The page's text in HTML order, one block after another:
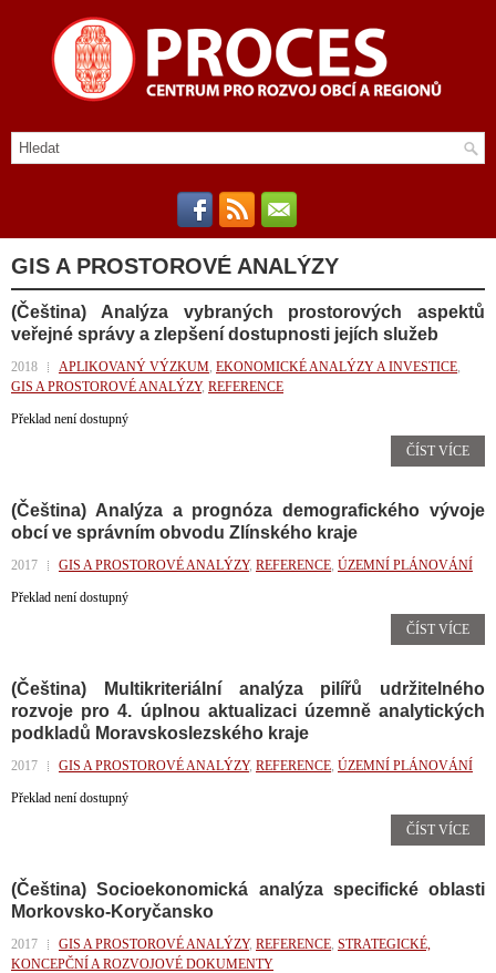
GIS A PROSTOROVÉ ANALÝZY
(Čeština) Analýza vybraných prostorových aspektů
veřejné správy a zlepšení dostupnosti jejích služeb
2018 APLIKOVANÝ VÝZKUM, EKONOMICKÉ ANALÝZY A INVESTICE,
GIS A PROSTOROVÉ ANALÝZY, REFERENCE
Překlad není dostupný
ČÍST VÍCE
(Čeština) Analýza a prognóza demografického vývoje
obcí ve správním obvodu Zlínského kraje
2017 GIS A PROSTOROVÉ ANALÝZY, REFERENCE, ÚZEMNÍ PLÁNOVÁNÍ
Překlad není dostupný
ČÍST VÍCE
(Čeština) Multikriteriální analýza pilířů udržitelného
rozvoje pro 4. úplnou aktualizaci územně analytických
podkladů Moravskoslezského kraje
2017 GIS A PROSTOROVÉ ANALÝZY, REFERENCE, ÚZEMNÍ PLÁNOVÁNÍ
Překlad není dostupný
ČÍST VÍCE
(Čeština) Socioekonomická analýza specifické oblasti
Morkovsko-Koryčansko
2017 GIS A PROSTOROVÉ ANALÝZY, REFERENCE, STRATEGICKÉ,
KONCEPČNÍ A ROZVOJOVÉ DOKUMENTY